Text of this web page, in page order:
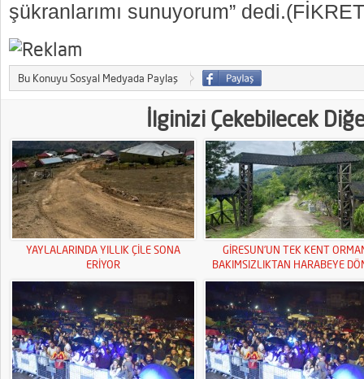
şükranlarımı sunuyorum”
Bu Konuyu Sosyal Medyada Paylaş
İlginizi Çekebilecek
YAYLALARINDA YILLIK ÇİLE SONA
ERİYOR
GİRESUN’UN TEK KENT
BAKIMSIZLIKTAN HARABEYE